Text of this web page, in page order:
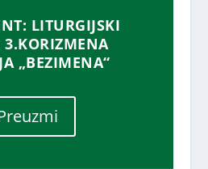
LITURGIJSKI
3.KORIZMENA
„BEZIMENA“